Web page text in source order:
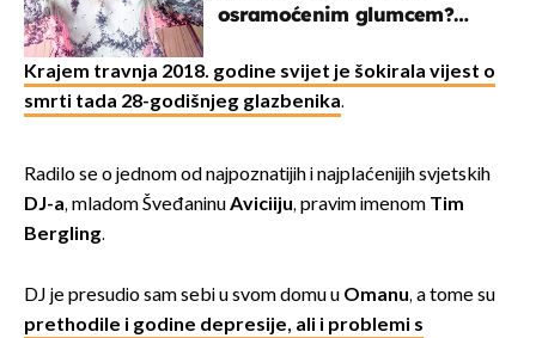
osramoćenim glumcem?
izazivaju nevjericu
Krajem travnja 2018. godine svijet je šokirala vijest o
smrti tada 28-godišnjeg glazbenika.
Radilo se o jednom od najpoznatijih i najplaćenijih svjetskih
DJ-a, mladom ŠveđaninuAviciiju, pravim imenom Tim
Bergling.
DJ je presudio sam sebi u svom domu u Omanu, a tome su
prethodile i godine depresije, ali i problemi s